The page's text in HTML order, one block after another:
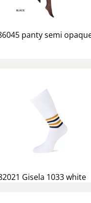
panty semi
Gisela 1033 white